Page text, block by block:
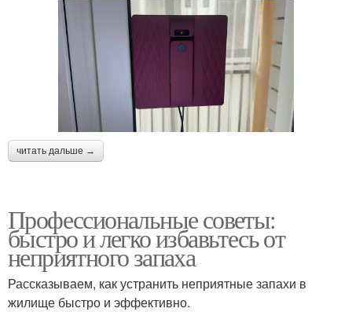
читать дальше →
Профессиональные советы:
быстро и легко избавьтесь от
неприятного запаха
Рассказываем, как устранить неприятные запахи в
жилище быстро и эффективно.